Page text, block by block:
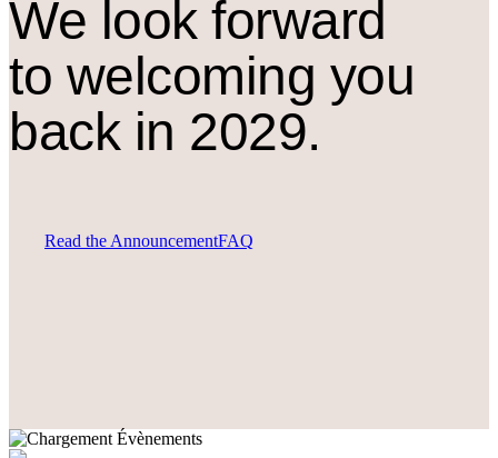
We look forward
to welcoming you
back in 2029.
Read the AnnouncementFAQ